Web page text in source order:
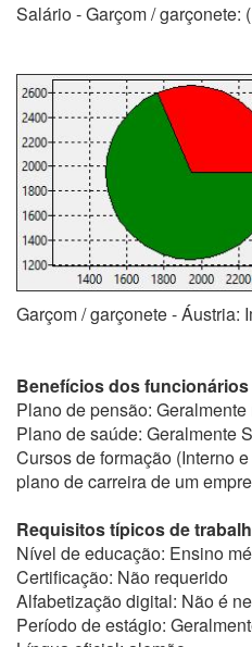
Salário - Garçom / garçonete:
Garçom / garçonete - Áustria:
Benefícios dos funcionários
Plano de pensão: Geralmente
Plano de saúde: Geralmente
Cursos de formação (Interno
plano de carreira de um
Requisitos típicos de
Nível de educação: Ensino
Certificação: Não requerido
Alfabetização digital: Não é
Período de estágio: